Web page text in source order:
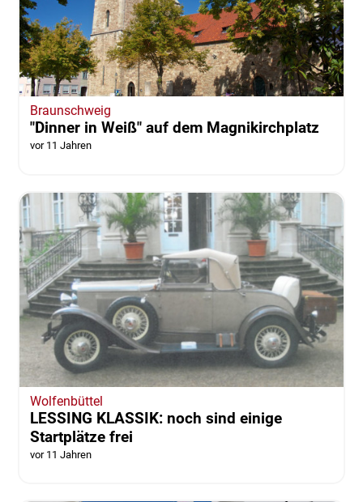
Braunschweig
"Dinner in Weiß" auf dem Magnikirchplatz
vor 11 Jahren
Wolfenbüttel
LESSING KLASSIK: noch sind einige
Startplätze frei
vor 11 Jahren